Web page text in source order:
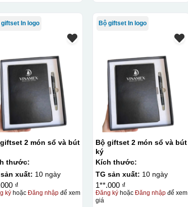
In logo
2 món sổ và bút
thước:
xuất: 10 ngày
₫
kýhoặc Đăng nhậpđể xem
Bộ giftset In logo
Bộ giftset 2 món sổ và bút
ký
Kích thước:
TG sản xuất: 10 ngày
1**.000 ₫
Đăng ký hoặcĐăng nhập để xem
giá